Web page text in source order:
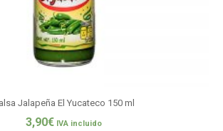
Jalapeña El Yucateco 150 ml
3,90€ IVA incluido